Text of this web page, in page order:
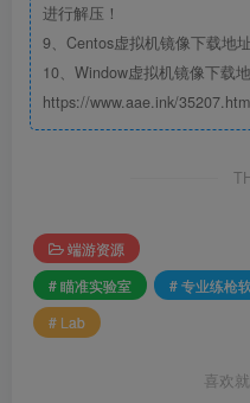
进行解压！
9、Centos虚拟机镜像下载地
10、Window虚拟机镜像下载地
https://www.aae.ink/
端游资源
# 瞄准实验室
# 专业练枪
# Lab
喜欢